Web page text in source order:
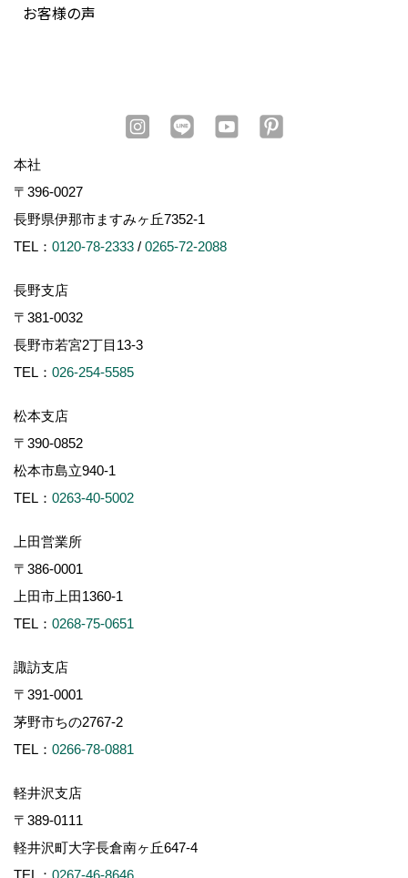
お客様の声
本社
〒396-0027
長野県伊那市ますみヶ丘7352-1
TEL： 0120-78-2333 / 0265-72-2088
長野支店
〒381-0032
長野市若宮2丁目13-3
TEL： 026-254-5585
松本支店
〒390-0852
松本市島立940-1
TEL： 0263-40-5002
上田営業所
〒386-0001
上田市上田1360-1
TEL： 0268-75-0651
諏訪支店
〒391-0001
茅野市ちの2767-2
TEL： 0266-78-0881
軽井沢支店
〒389-0111
軽井沢町大字長倉南ヶ丘647-4
TEL： 0267-46-8646